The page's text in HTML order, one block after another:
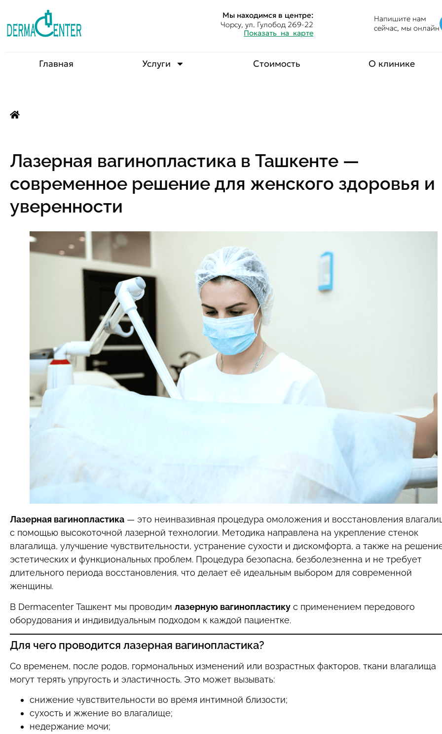
Мы находимся в центре:
Чорсу, ул. Гулобод 269-22
Показать на карте
Напишите нам
сейчас, мы онлайн
Главная Услуги Стоимость О клинике
Лазерная вагинопластика в Ташкенте —
современное решение для женского здоровья и
уверенности
Лазерная вагинопластика — это неинвазивная процедура омоложения и восстановления
с помощью высокоточной лазерной технологии. Методика направлена на укрепление стенок
влагалища, улучшение чувствительности, устранение сухости и дискомфорта, а также на
эстетических и функциональных проблем. Процедура безопасна, безболезненна и не требует
длительного периода восстановления, что делает её идеальным выбором для современной
женщины.
В Dermacenter Ташкент мы проводим лазерную вагинопластику с применением передового
оборудования и индивидуальным подходом к каждой пациентке.
Для чего проводится лазерная вагинопластика?
Со временем, после родов, гормональных изменений или возрастных факторов, ткани влагалища
могут терять упругость и эластичность. Это может вызывать:
снижение чувствительности во время интимной близости;
сухость и жжение во влагалище;
недержание мочи;